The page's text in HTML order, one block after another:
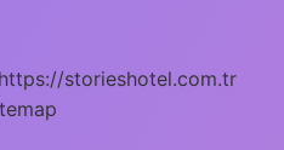
https://storieshotel.com.tr